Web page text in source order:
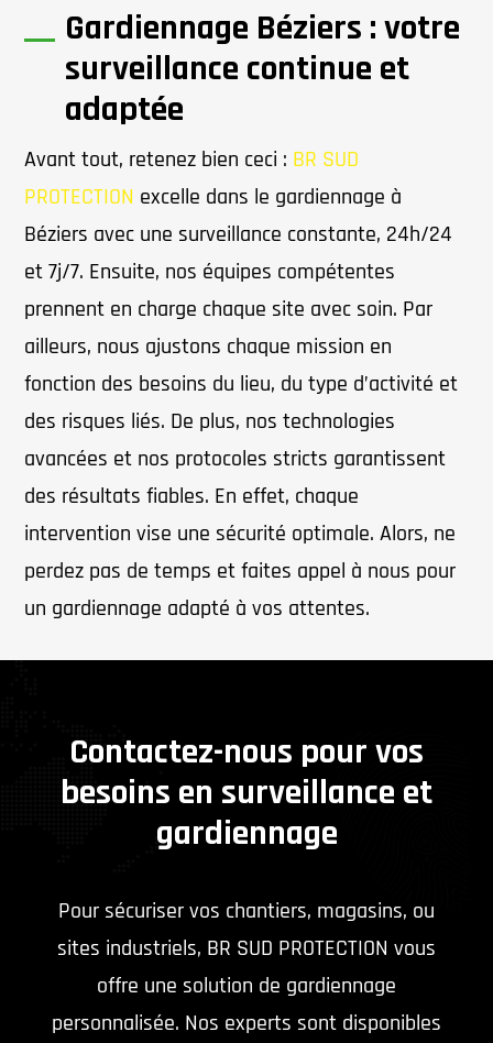
Gardiennage Béziers : votre
surveillance continue et
adaptée
Avant tout, retenez bien ceci : BR SUD
PROTECTION excelle dans le gardiennage à
Béziers avec une surveillance constante, 24h/24
et 7j/7. Ensuite, nos équipes compétentes
prennent en charge chaque site avec soin. Par
ailleurs, nous ajustons chaque mission en
fonction des besoins du lieu, du type d’activité et
des risques liés. De plus, nos technologies
avancées et nos protocoles stricts garantissent
des résultats fiables. En effet, chaque
intervention vise une sécurité optimale. Alors, ne
perdez pas de temps et faites appel à nous pour
un gardiennage adapté à vos attentes.
Contactez-nous pour vos
besoins en surveillance et
gardiennage
Pour sécuriser vos chantiers, magasins, ou
sites industriels, BR SUD PROTECTION vous
offre une solution de gardiennage
personnalisée. Nos experts sont disponibles